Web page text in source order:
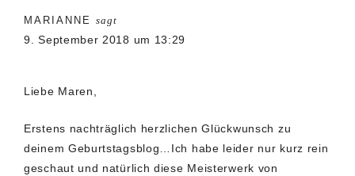
Interaktionen
MARIANNE sagt
9. September 2018 um 13:29
Liebe Maren,
Erstens nachträglich herzlichen Glückwunsch zu
deinem Geburtstagsblog…Ich habe leider nur kurz rein
geschaut und natürlich diese Meisterwerk von